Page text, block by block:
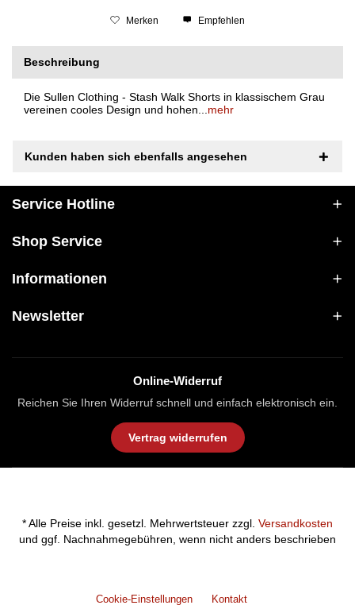
Merken Empfehlen
Beschreibung
Die Sullen Clothing - Stash Walk Shorts in klassischem Grau
vereinen cooles Design und hohen... mehr
Kunden haben sich ebenfalls angesehen
Service Hotline
Shop Service
Informationen
Newsletter
Online-Widerruf
Reichen Sie Ihren Widerruf schnell und einfach elektronisch ein.
Vertrag widerrufen
* Alle Preise inkl. gesetzl. Mehrwertsteuer zzgl. Versandkosten
und ggf. Nachnahmegebühren, wenn nicht anders beschrieben
Cookie-Einstellungen Kontakt